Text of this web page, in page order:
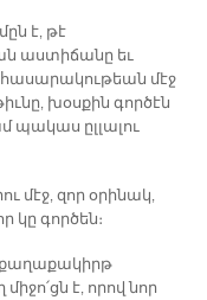
է, թէ
աստիճանը եւ
հասարակութեան մէջ
խօսքին գործէն
պակաս ըլլալու
մէջ, զոր օրինակ,
կը գործեն։
քաղաքակիրթ
է, որով նոր